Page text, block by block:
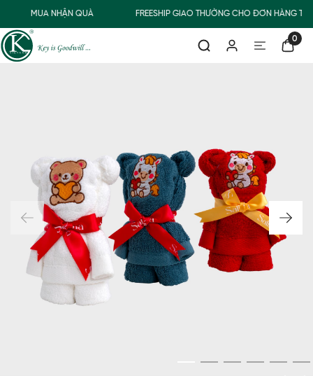
MUA NHẬN QUÀ FREESHIP GIAO THƯỜNG CHO ĐƠN HÀNG
0